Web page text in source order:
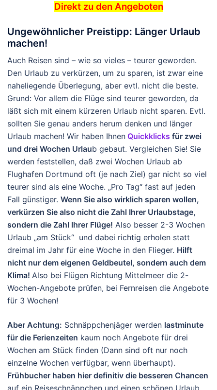
Direkt zu den Angeboten
Ungewöhnlicher Preistipp: Länger Urlaub
machen!
Auch Reisen sind – wie so vieles – teurer geworden.
Den Urlaub zu verkürzen, um zu sparen, ist zwar eine
naheliegende Überlegung, aber evtl. nicht die beste.
Grund: Vor allem die Flüge sind teurer geworden, da
läßt sich mit einem kürzeren Urlaub nicht sparen. Evtl.
sollten Sie genau anders herum denken und länger
Urlaub machen! Wir haben Ihnen Quickklicks für zwei
und drei Wochen Urlaub gebaut. Vergleichen Sie! Sie
werden feststellen, daß zwei Wochen Urlaub ab
Flughafen Dortmund oft (je nach Ziel) gar nicht so viel
teurer sind als eine Woche. „Pro Tag“ fast auf jeden
Fall günstiger. Wenn Sie also wirklich sparen wollen,
verkürzen Sie also nicht die Zahl Ihrer Urlaubstage,
sondern die Zahl Ihrer Flüge! Also besser 2-3 Wochen
Urlaub „am Stück“ und dabei richtig erholen statt
dreimal im Jahr für eine Woche in den Flieger. Hilft
nicht nur dem eigenen Geldbeutel, sondern auch dem
Klima! Also bei Flügen Richtung Mittelmeer die 2-
Wochen-Angebote prüfen, bei Fernreisen die Angebote
für 3 Wochen!
Aber Achtung: Schnäppchenjäger werden lastminute
für die Ferienzeiten kaum noch Angebote für drei
Wochen am Stück finden (Dann sind oft nur noch
einzelne Wochen verfügbar, wenn überhaupt).
Frühbucher haben hier definitiv die besseren Chancen
auf ein Reiseschnäppchen und einen schönen Urlaub